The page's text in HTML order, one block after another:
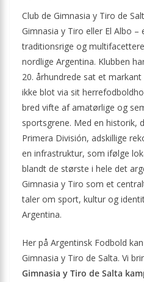
Club de Gimnasia y Tiro de
Gimnasia y Tiro eller El Albo
traditionsrige og
nordlige Argentina. Klubben
20. århundrede sat et
ikke blot via sit
bred vifte af amatørlige og
sportsgrene. Med en historik,
Primera División, adskillige
en infrastruktur, som ifølge
blandt de største i hele det
Gimnasia y Tiro som et
taler om sport, kultur og
Argentina.
Her på Argentinsk Fodbold
Gimnasia y Tiro de Salta. Vi
Gimnasia y Tiro de Salta